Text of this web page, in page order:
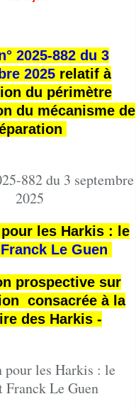
2025-882 du 3
2025relatif à
du périmètre
du mécanisme de
882 du 3 septembre
2025
les Harkis : le
Franck Le Guen
prospective sur
consacrée à la
des Harkis -
pour les Harkis : le
Franck Le Guen